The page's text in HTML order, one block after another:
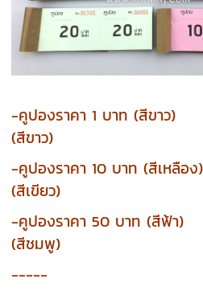
-คูปองราคา 1 บาท (สีขา
(สีขาว)
-คูปองราคา 10 บาท (สีเหลื
(สีเขียว)
-คูปองราคา 50 บาท (สีฟ้า
(สีชมพู)
-----